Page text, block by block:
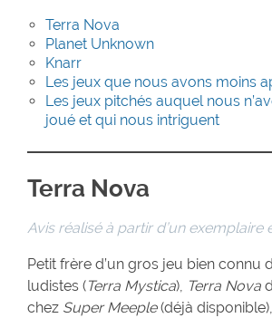
Terra Nova
Planet Unknown
Knarr
Les jeux que nous avons moins
Les jeux pitchés auquel nous
joué et qui nous intriguent
Terra Nova
Avis réalisé à partir d’un exemplaire
Petit frère d’un gros jeu bien connu
ludistes (Terra Mystica), Terra Nova
chez Super Meeple(déjà